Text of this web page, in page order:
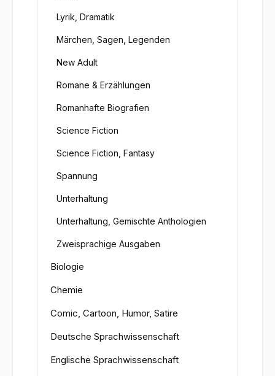
Lyrik, Dramatik
Märchen, Sagen, Legenden
New Adult
Romane & Erzählungen
Romanhafte Biografien
Science Fiction
Science Fiction, Fantasy
Spannung
Unterhaltung
Unterhaltung, Gemischte Anthologien
Zweisprachige Ausgaben
Biologie
Chemie
Comic, Cartoon, Humor, Satire
Deutsche Sprachwissenschaft
Englische Sprachwissenschaft